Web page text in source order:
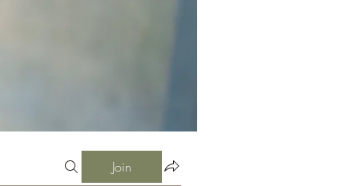
Join